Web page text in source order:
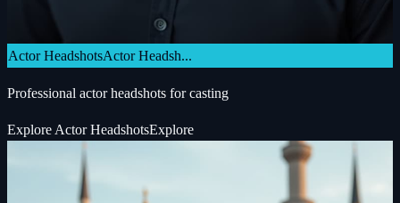
Actor HeadshotsActor Headsh...
Professional actor headshots for casting
Explore Actor HeadshotsExplore